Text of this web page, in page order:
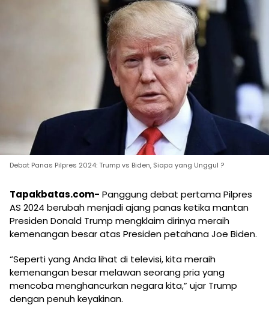
Debat Panas Pilpres 2024: Trump vs Biden, Siapa yang Unggul ?
Tapakbatas.com- Panggung debat pertama Pilpres
AS 2024 berubah menjadi ajang panas ketika mantan
Presiden Donald Trump mengklaim dirinya meraih
kemenangan besar atas Presiden petahana Joe Biden.
“Seperti yang Anda lihat di televisi, kita meraih
kemenangan besar melawan seorang pria yang
mencoba menghancurkan negara kita,” ujar Trump
dengan penuh keyakinan.